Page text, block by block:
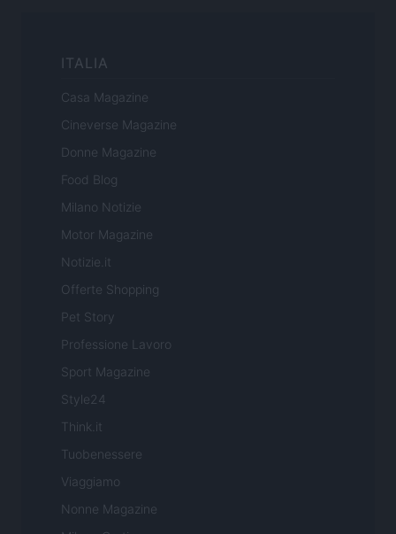
ITALIA
Casa Magazine
Cineverse Magazine
Donne Magazine
Food Blog
Milano Notizie
Motor Magazine
Notizie.it
Offerte Shopping
Pet Story
Professione Lavoro
Sport Magazine
Style24
Think.it
Tuobenessere
Viaggiamo
Nonne Magazine